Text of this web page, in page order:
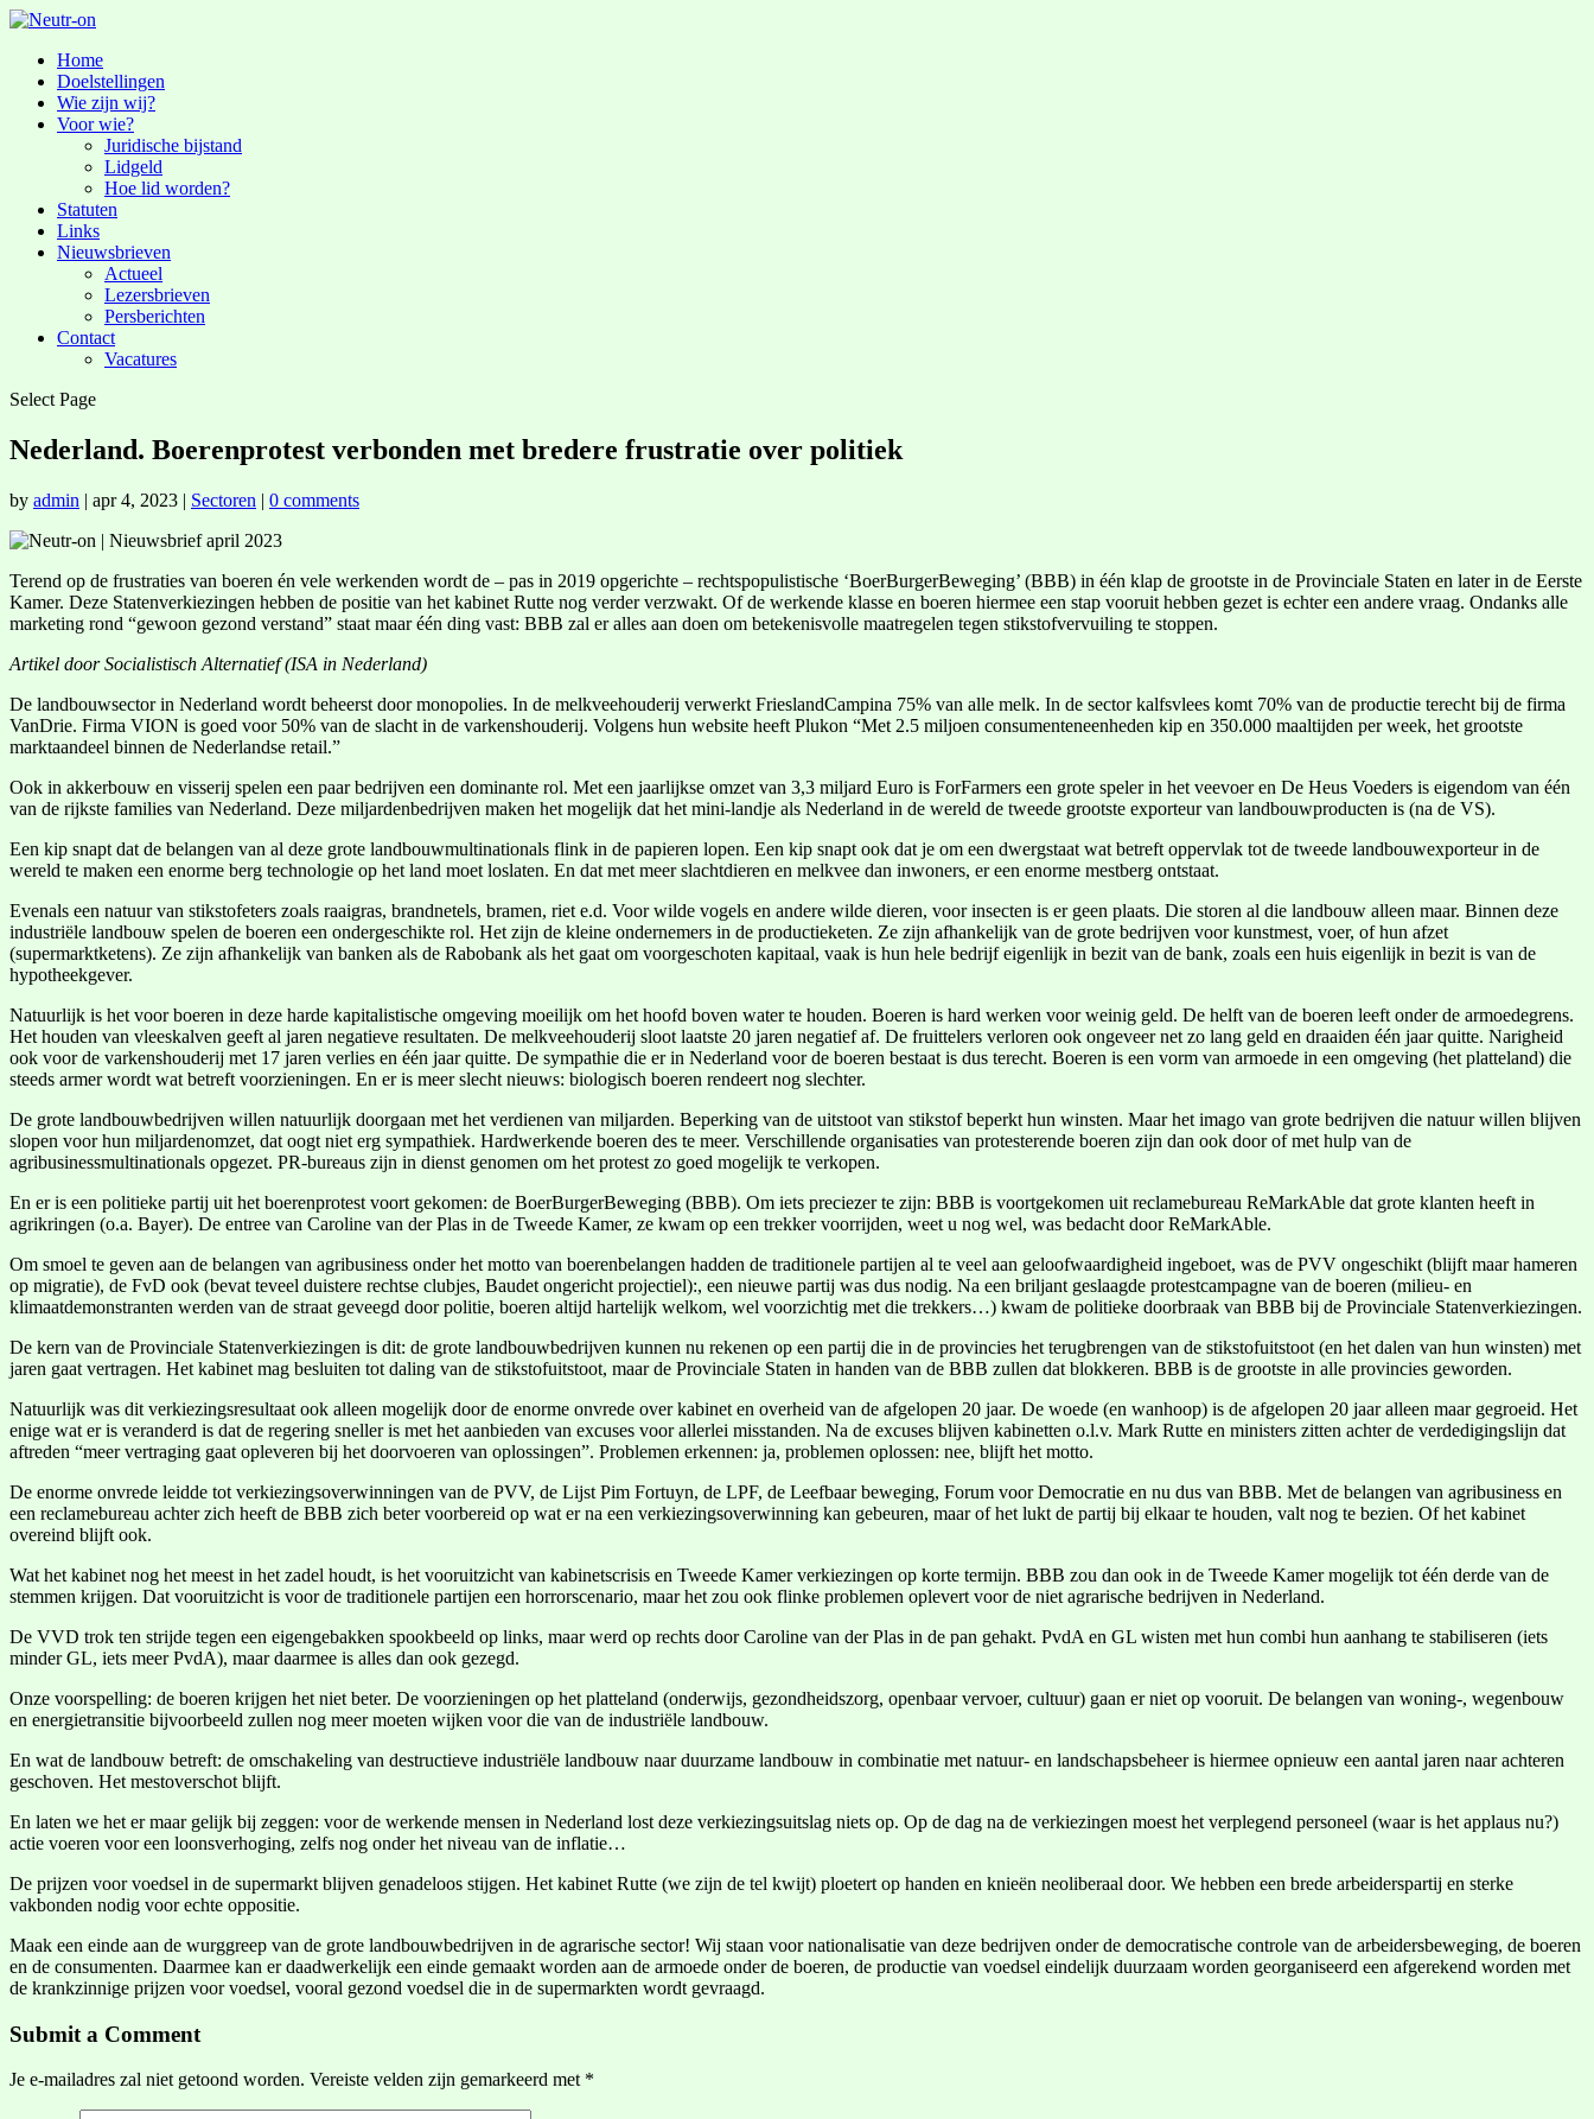
Home
Doelstellingen
Wie zijn wij?
Voor wie?
Juridische bijstand
Lidgeld
Hoe lid worden?
Statuten
Links
Nieuwsbrieven
Actueel
Lezersbrieven
Persberichten
Contact
Vacatures
Select Page
Nederland. Boerenprotest verbonden met bredere frustratie over politiek
by admin | apr 4, 2023 | Sectoren | 0 comments
Terend op de frustraties van boeren én vele werkenden wordt de – pas in 2019 opgerichte – rechtspopulistische ‘BoerBurgerBeweging’ (BBB) in één klap de grootste in de Provinciale Staten en later in de Eerste
Kamer. Deze Statenverkiezingen hebben de positie van het kabinet Rutte nog verder verzwakt. Of de werkende klasse en boeren hiermee een stap vooruit hebben gezet is echter een andere vraag. Ondanks alle
marketing rond “gewoon gezond verstand” staat maar één ding vast: BBB zal er alles aan doen om betekenisvolle maatregelen tegen stikstofvervuiling te stoppen.
Artikel door Socialistisch Alternatief (ISA in Nederland)
De landbouwsector in Nederland wordt beheerst door monopolies. In de melkveehouderij verwerkt FrieslandCampina 75% van alle melk. In de sector kalfsvlees komt 70% van de productie terecht bij de firma
VanDrie. Firma VION is goed voor 50% van de slacht in de varkenshouderij. Volgens hun website heeft Plukon “Met 2.5 miljoen consumenteneenheden kip en 350.000 maaltijden per week, het grootste
marktaandeel binnen de Nederlandse retail.”
Ook in akkerbouw en visserij spelen een paar bedrijven een dominante rol. Met een jaarlijkse omzet van 3,3 miljard Euro is ForFarmers een grote speler in het veevoer en De Heus Voeders is eigendom van één
van de rijkste families van Nederland. Deze miljardenbedrijven maken het mogelijk dat het mini-landje als Nederland in de wereld de tweede grootste exporteur van landbouwproducten is (na de VS).
Een kip snapt dat de belangen van al deze grote landbouwmultinationals flink in de papieren lopen. Een kip snapt ook dat je om een dwergstaat wat betreft oppervlak tot de tweede landbouwexporteur in de
wereld te maken een enorme berg technologie op het land moet loslaten. En dat met meer slachtdieren en melkvee dan inwoners, er een enorme mestberg ontstaat.
Evenals een natuur van stikstofeters zoals raaigras, brandnetels, bramen, riet e.d. Voor wilde vogels en andere wilde dieren, voor insecten is er geen plaats. Die storen al die landbouw alleen maar. Binnen deze
industriële landbouw spelen de boeren een ondergeschikte rol. Het zijn de kleine ondernemers in de productieketen. Ze zijn afhankelijk van de grote bedrijven voor kunstmest, voer, of hun afzet
(supermarktketens). Ze zijn afhankelijk van banken als de Rabobank als het gaat om voorgeschoten kapitaal, vaak is hun hele bedrijf eigenlijk in bezit van de bank, zoals een huis eigenlijk in bezit is van de
hypotheekgever.
Natuurlijk is het voor boeren in deze harde kapitalistische omgeving moeilijk om het hoofd boven water te houden. Boeren is hard werken voor weinig geld. De helft van de boeren leeft onder de armoedegrens.
Het houden van vleeskalven geeft al jaren negatieve resultaten. De melkveehouderij sloot laatste 20 jaren negatief af. De fruittelers verloren ook ongeveer net zo lang geld en draaiden één jaar quitte. Narigheid
ook voor de varkenshouderij met 17 jaren verlies en één jaar quitte. De sympathie die er in Nederland voor de boeren bestaat is dus terecht. Boeren is een vorm van armoede in een omgeving (het platteland) die
steeds armer wordt wat betreft voorzieningen. En er is meer slecht nieuws: biologisch boeren rendeert nog slechter.
De grote landbouwbedrijven willen natuurlijk doorgaan met het verdienen van miljarden. Beperking van de uitstoot van stikstof beperkt hun winsten. Maar het imago van grote bedrijven die natuur willen blijven
slopen voor hun miljardenomzet, dat oogt niet erg sympathiek. Hardwerkende boeren des te meer. Verschillende organisaties van protesterende boeren zijn dan ook door of met hulp van de
agribusinessmultinationals opgezet. PR-bureaus zijn in dienst genomen om het protest zo goed mogelijk te verkopen.
En er is een politieke partij uit het boerenprotest voort gekomen: de BoerBurgerBeweging (BBB). Om iets preciezer te zijn: BBB is voortgekomen uit reclamebureau ReMarkAble dat grote klanten heeft in
agrikringen (o.a. Bayer). De entree van Caroline van der Plas in de Tweede Kamer, ze kwam op een trekker voorrijden, weet u nog wel, was bedacht door ReMarkAble.
Om smoel te geven aan de belangen van agribusiness onder het motto van boerenbelangen hadden de traditionele partijen al te veel aan geloofwaardigheid ingeboet, was de PVV ongeschikt (blijft maar hameren
op migratie), de FvD ook (bevat teveel duistere rechtse clubjes, Baudet ongericht projectiel):, een nieuwe partij was dus nodig. Na een briljant geslaagde protestcampagne van de boeren (milieu- en
klimaatdemonstranten werden van de straat geveegd door politie, boeren altijd hartelijk welkom, wel voorzichtig met die trekkers…) kwam de politieke doorbraak van BBB bij de Provinciale Statenverkiezingen.
De kern van de Provinciale Statenverkiezingen is dit: de grote landbouwbedrijven kunnen nu rekenen op een partij die in de provincies het terugbrengen van de stikstofuitstoot (en het dalen van hun winsten) met
jaren gaat vertragen. Het kabinet mag besluiten tot daling van de stikstofuitstoot, maar de Provinciale Staten in handen van de BBB zullen dat blokkeren. BBB is de grootste in alle provincies geworden.
Natuurlijk was dit verkiezingsresultaat ook alleen mogelijk door de enorme onvrede over kabinet en overheid van de afgelopen 20 jaar. De woede (en wanhoop) is de afgelopen 20 jaar alleen maar gegroeid. Het
enige wat er is veranderd is dat de regering sneller is met het aanbieden van excuses voor allerlei misstanden. Na de excuses blijven kabinetten o.l.v. Mark Rutte en ministers zitten achter de verdedigingslijn dat
aftreden “meer vertraging gaat opleveren bij het doorvoeren van oplossingen”. Problemen erkennen: ja, problemen oplossen: nee, blijft het motto.
De enorme onvrede leidde tot verkiezingsoverwinningen van de PVV, de Lijst Pim Fortuyn, de LPF, de Leefbaar beweging, Forum voor Democratie en nu dus van BBB. Met de belangen van agribusiness en
een reclamebureau achter zich heeft de BBB zich beter voorbereid op wat er na een verkiezingsoverwinning kan gebeuren, maar of het lukt de partij bij elkaar te houden, valt nog te bezien. Of het kabinet
overeind blijft ook.
Wat het kabinet nog het meest in het zadel houdt, is het vooruitzicht van kabinetscrisis en Tweede Kamer verkiezingen op korte termijn. BBB zou dan ook in de Tweede Kamer mogelijk tot één derde van de
stemmen krijgen. Dat vooruitzicht is voor de traditionele partijen een horrorscenario, maar het zou ook flinke problemen oplevert voor de niet agrarische bedrijven in Nederland.
De VVD trok ten strijde tegen een eigengebakken spookbeeld op links, maar werd op rechts door Caroline van der Plas in de pan gehakt. PvdA en GL wisten met hun combi hun aanhang te stabiliseren (iets
minder GL, iets meer PvdA), maar daarmee is alles dan ook gezegd.
Onze voorspelling: de boeren krijgen het niet beter. De voorzieningen op het platteland (onderwijs, gezondheidszorg, openbaar vervoer, cultuur) gaan er niet op vooruit. De belangen van woning-, wegenbouw
en energietransitie bijvoorbeeld zullen nog meer moeten wijken voor die van de industriële landbouw.
En wat de landbouw betreft: de omschakeling van destructieve industriële landbouw naar duurzame landbouw in combinatie met natuur- en landschapsbeheer is hiermee opnieuw een aantal jaren naar achteren
geschoven. Het mestoverschot blijft.
En laten we het er maar gelijk bij zeggen: voor de werkende mensen in Nederland lost deze verkiezingsuitslag niets op. Op de dag na de verkiezingen moest het verplegend personeel (waar is het applaus nu?)
actie voeren voor een loonsverhoging, zelfs nog onder het niveau van de inflatie…
De prijzen voor voedsel in de supermarkt blijven genadeloos stijgen. Het kabinet Rutte (we zijn de tel kwijt) ploetert op handen en knieën neoliberaal door. We hebben een brede arbeiderspartij en sterke
vakbonden nodig voor echte oppositie.
Maak een einde aan de wurggreep van de grote landbouwbedrijven in de agrarische sector! Wij staan voor nationalisatie van deze bedrijven onder de democratische controle van de arbeidersbeweging, de boeren
en de consumenten. Daarmee kan er daadwerkelijk een einde gemaakt worden aan de armoede onder de boeren, de productie van voedsel eindelijk duurzaam worden georganiseerd een afgerekend worden met
de krankzinnige prijzen voor voedsel, vooral gezond voedsel die in de supermarkten wordt gevraagd.
Submit a Comment
Je e-mailadres zal niet getoond worden. Vereiste velden zijn gemarkeerd met *